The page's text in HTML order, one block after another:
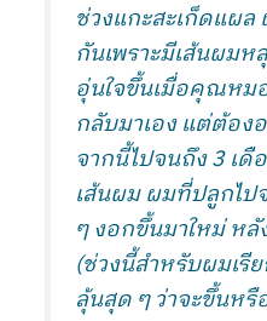
ช่วงแกะสะเก็ดแผ
กันเพราะมีเส้นผม
อุ่นใจขึ้นเมื่อคุณหม
กลับมาเอง แต่ต้อง
จากนี้ไปจนถึง 3 เดื
เส้นผม ผมที่ปลูกไป
ๆ งอกขึ้นมาใหม่ ห
(ช่วงนี้สำหรับผมเรี
ลุ้นสุด ๆ ว่าจะขึ้นหรื